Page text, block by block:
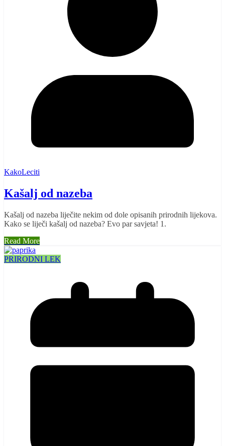
KakoLeciti
Kašalj od nazeba
Kašalj od nazeba liječite nekim od dole opisanih prirodnih lijekova.
Kako se liječi kašalj od nazeba? Evo par savjeta! 1.
Read More
PRIRODNI LEK